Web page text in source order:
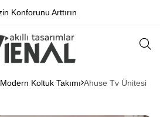
Konforunu Arttırın
Modern Koltuk Takımı Ahuse Tv Ünitesi